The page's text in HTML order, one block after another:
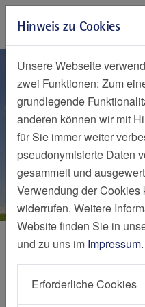
Zur Hauptnavigation springen
Zum Seiteninhalt springen
Zum Seitenende springen
ZAGO
Medizinische
ZAGO Essen -
Hinweis zu Cookies
Unsere Webseite
zwei Funktionen: Zum
grundlegende
anderen können wir mit
für Sie immer weiter
pseudonymisierte Daten
gesammelt und
Verwendung der
widerrufen. Weitere
Website finden Sie in
und zu uns im Impressum.
Erforderliche Cookies